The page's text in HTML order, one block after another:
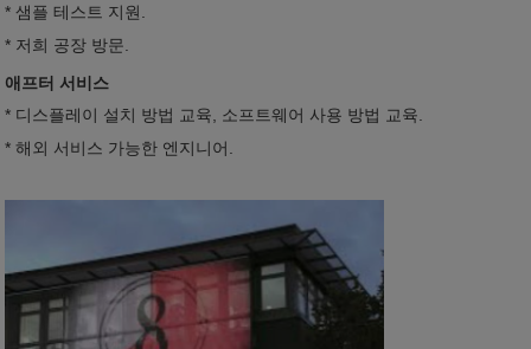
* 샘플 테스트 지원.
* 저희 공장 방문.
애프터 서비스
* 디스플레이 설치 방법 교육, 소프트웨어 사용 방법 교육.
* 해외 서비스 가능한 엔지니어.